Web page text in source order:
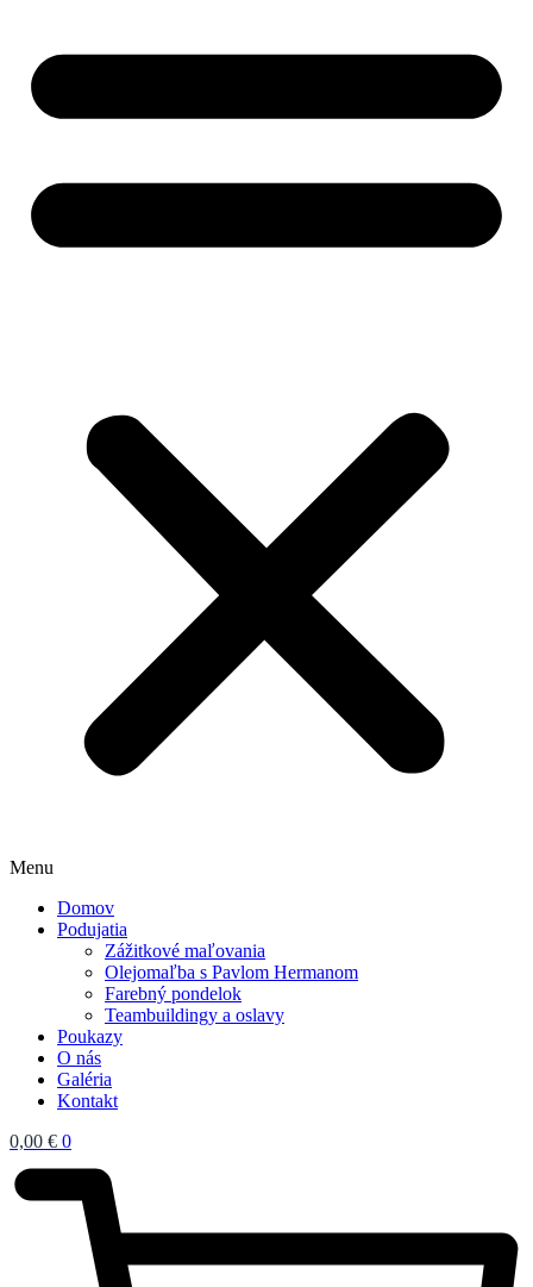
Menu
Domov
Podujatia
Zážitkové maľovania
Olejomaľba s Pavlom Hermanom
Farebný pondelok
Teambuildingy a oslavy
Poukazy
O nás
Galéria
Kontakt
0,00 € 0